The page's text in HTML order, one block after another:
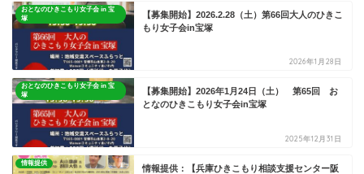
おとなのひきこもり女子会 in 宝
塚
【募集開始】2026.2.28（土）第66回大人のひきこ
もり女子会in宝塚
2026年1月28日
おとなのひきこもり女子会 in 宝
塚
【募集開始】2026年1月24日（土） 第65回 お
となのひきこもり女子会in宝塚
2025年12月31日
情報提供
情報提供：【兵庫ひきこもり相談支援センター阪